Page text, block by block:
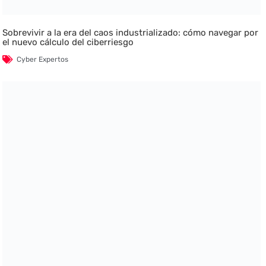
Sobrevivir a la era del caos industrializado: cómo navegar por
el nuevo cálculo del ciberriesgo
Cyber Expertos